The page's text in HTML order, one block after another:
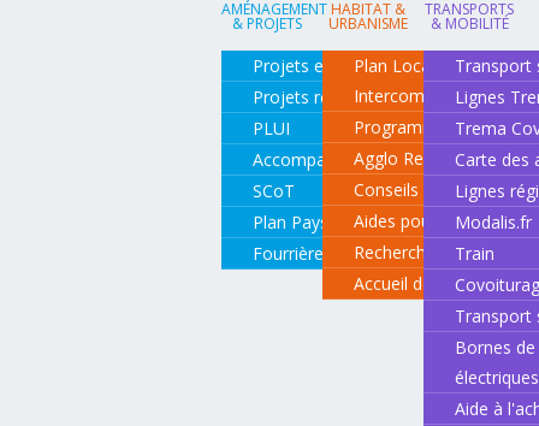
AMÉNAGEMENT
& PROJETS
Projets en cours
Projets réalisés
PLUI
Accompagnement de projets
SCoT
Plan Paysage
Fourrière animale
HABITAT &
URBANISME
Plan Local d'Urbanisme
Intercommunal
Programme local de
Agglo Renov
Conseils pour rénover
Aides pour rénover
Recherche d'un
Accueil des gens du
TRANSPORTS
& MOBILITÉ
Transport
Lignes
Trema
Carte des
Lignes
Modalis.fr
Train
Transport
Bornes
électriques
Aide à